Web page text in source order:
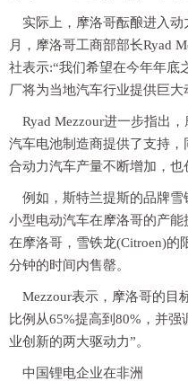
实际上，摩洛哥酝酿进入
月，摩洛哥工商部部长Ryad
社表示:“我们希望在今年年底
厂将为当地汽车行业提供巨大
Ryad Mezzour进一步指出
汽车电池制造商提供了支持
合动力汽车产量不断增加，也
例如，斯特兰提斯的品牌雪
小型电动汽车在摩洛哥的产能
在摩洛哥，雪铁龙(Citroen)的
分钟的时间内售罄。
Mezzour表示，摩洛哥的目
比例从65%提高到80%，并
业创新的两大驱动力”。
中国锂电企业在非洲